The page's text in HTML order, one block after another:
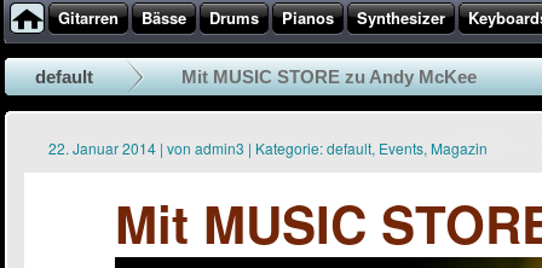
Gitarren Bässe Drums Pianos Synthesizer
default Mit MUSIC STORE zu Andy McKee
22. Januar 2014 | von admin3 | Kategorie:default, Events, Magazin
Mit MUSIC